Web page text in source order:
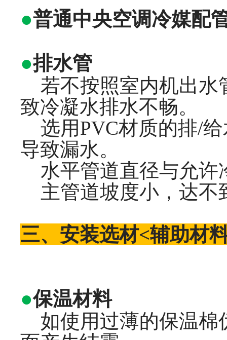
●普通中央空调冷媒配
●排水管
若不按照室内机出水
致冷凝水排水不畅。
选用PVC材质的排/给
导致漏水。
水平管道直径与允许
主管道坡度小，达不
三、安装选材<辅助材
●保温材料
如使用过薄的保温棉